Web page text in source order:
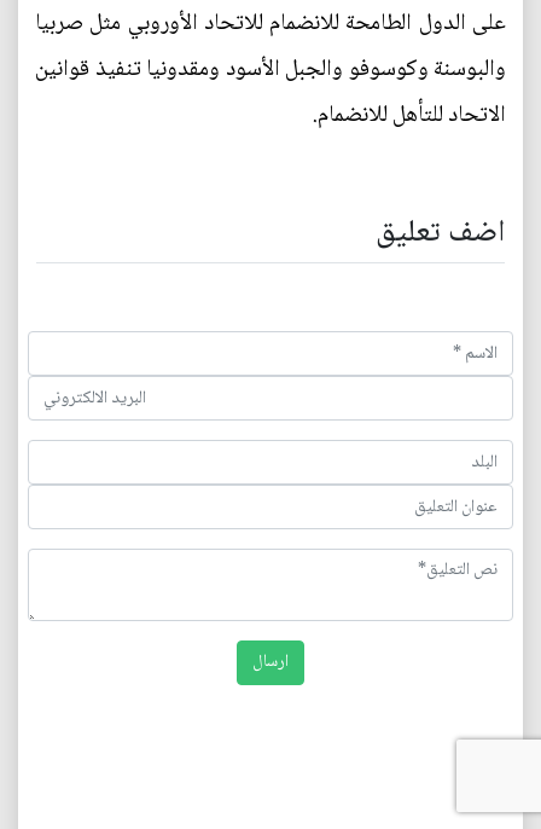
على الدول الطامحة للانضمام للاتحاد الأوروبي مثل صربيا
والبوسنة وكوسوفو والجبل الأسود ومقدونيا تنفيذ قوانين
الاتحاد للتأهل للانضمام.
اضف تعليق